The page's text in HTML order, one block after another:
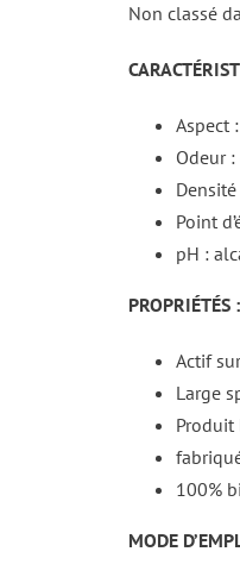
Non classé
Aspect
Odeur
Point
pH :
PROPRIÉTÉS :
Actif
Large
Produit
100%
MODE